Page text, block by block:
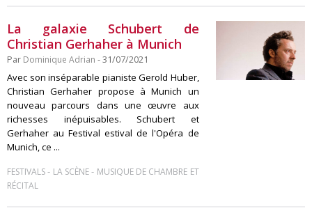
La galaxie Schubert de
Christian Gerhaher à Munich
Par Dominique Adrian - 31/07/2021
Avec son inséparable pianiste Gerold Huber,
Christian Gerhaher propose à Munich un
nouveau parcours dans une œuvre aux
richesses inépuisables. Schubert et
Gerhaher au Festival estival de l'Opéra de
Munich, ce ...
FESTIVALS- LA SCÈNE- MUSIQUE DE CHAMBRE ET
RÉCITAL